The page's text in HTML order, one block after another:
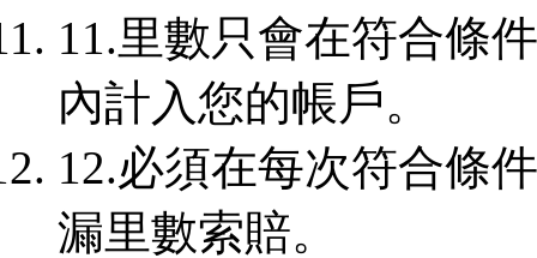
11.里數只會在符合條
內計入您的帳戶。
12.必須在每次符合條
漏里數索賠。